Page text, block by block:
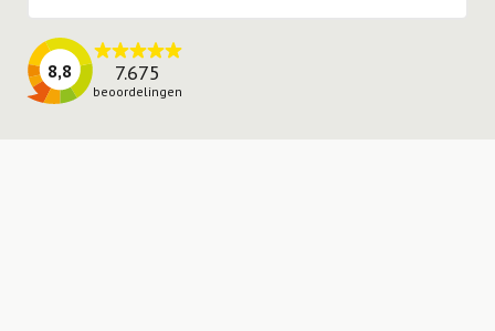
8,8 7.675
beoordelingen